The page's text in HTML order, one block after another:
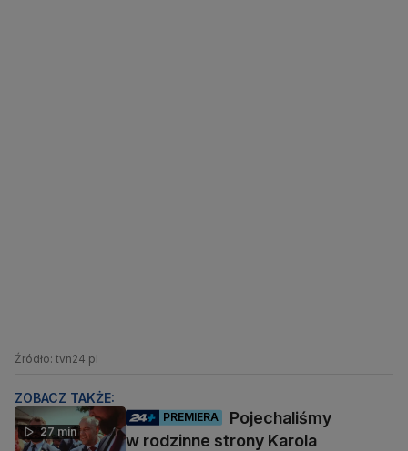
Źródło: tvn24.pl
ZOBACZ TAKŻE:
27 min
PREMIERA
Pojechaliśmy
w rodzinne strony Karola